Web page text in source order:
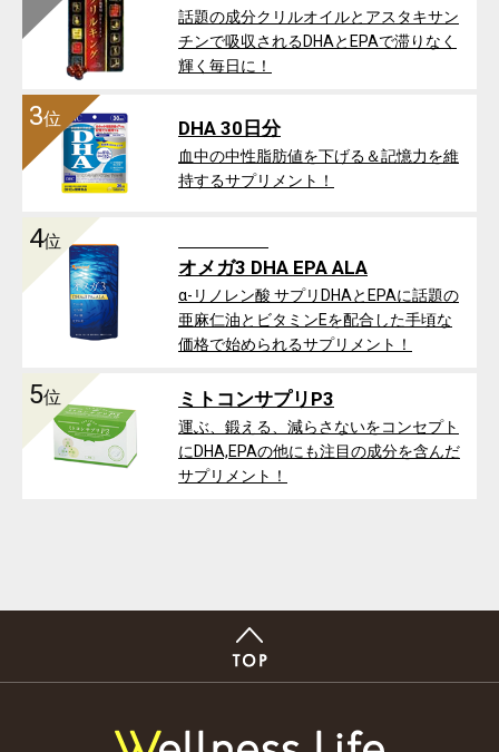
話題の成分クリルオイルとアスタキサン
チンで吸収されるDHAとEPAで滞りなく
輝く毎日に！
3位 DHA 30日分
血中の中性脂肪値を下げる＆記憶力を維
持するサプリメント！
4位
オメガ3 DHA EPA ALA
α-リノレン酸 サプリDHAとEPAに話題の
亜麻仁油とビタミンEを配合した手頃な
価格で始められるサプリメント！
5位 ミトコンサプリP3
運ぶ、鍛える、減らさないをコンセプト
にDHA,EPAの他にも注目の成分を含んだ
サプリメント！